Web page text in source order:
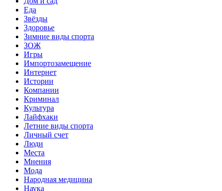
Еда
Звёзды
Здоровье
Зимние виды спорта
ЗОЖ
Игры
Импортозамещение
Интернет
Истории
Компании
Криминал
Культура
Лайфхаки
Летние виды спорта
Личный счет
Люди
Места
Мнения
Мода
Народная медицина
Наука